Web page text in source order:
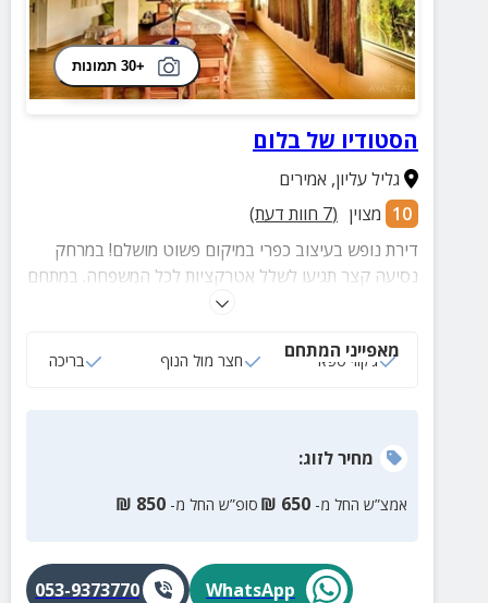
+30 תמונות
הסטודיו של בלום
גליל עליון, אמירים
10 מצוין (
7 חוות דעת)
דירת נופש בעיצוב כפרי במיקום פשוט מושלם! במרחק
נסיעה קצר תגיעו לשלל אטרקציות לכל המשפחה. במתחם
חצר מטופחת, פינות ישיבה, כניסה ללא עלות לבריכה
מאפייני המתחם
ג‘קוזי ספא חצר מול הנוף בריכה
מחירלזוג:
אמצ”ש החל מ- 650
₪ סופ”ש החל מ- 850
₪
WhatsApp
053-9373770